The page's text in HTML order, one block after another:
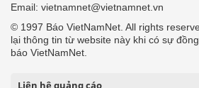
Email: vietnamnet@vietnamnet.vn
© 1997 Báo VietNamNet. All rights
lại thông tin từ website này khi có sự
báo VietNamNet.
Liên hệ quảng cáo